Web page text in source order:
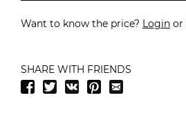
Want to know the price? Login or
SHARE WITH FRIENDS